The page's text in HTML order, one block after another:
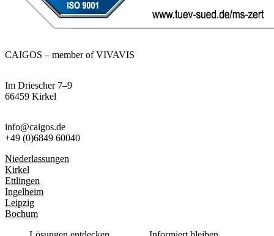
CAIGOS – member of VIVAVIS
Im Driescher 7–9
66459 Kirkel
info@caigos.de
+49 (0)6849 60040
Niederlassungen
Kirkel
Ettlingen
Ingelheim
Leipzig
Bochum